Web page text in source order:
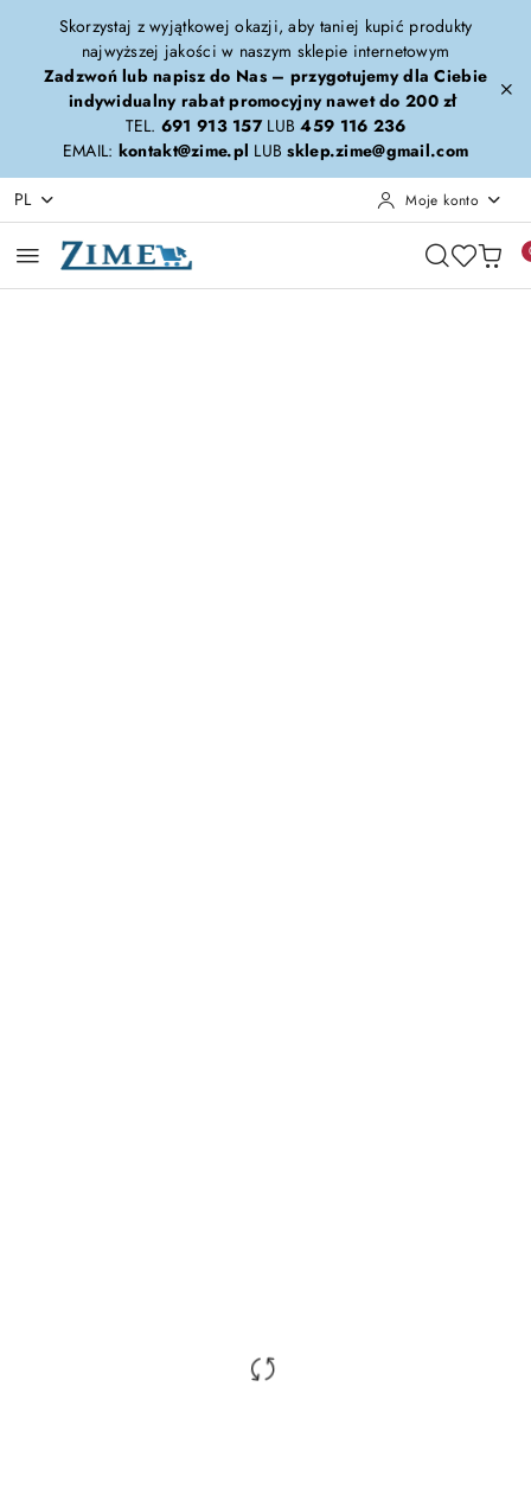
Przejdź do treści głównej
Przejdź do wyszukiwarki
Przejdź do moje konto
Przejdź do menu głównego
Przejdź do opisu produktu
Przejdź do stopki
Skorzystaj z wyjątkowej okazji, aby taniej kupić produkty
najwyższej jakości w naszym sklepie internetowym
Zadzwoń lub napisz do Nas – przygotujemy dla Ciebie
indywidualny rabat promocyjny nawet do 200 zł
TEL. 691 913 157LUB459 116 236
EMAIL: kontakt@zime.pl LUBsklep.zime@gmail.com
PL Moje konto